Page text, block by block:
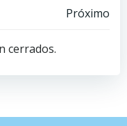
Próximo
cerrados.